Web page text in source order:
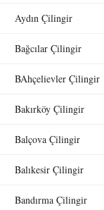
Aydın Çilingir
Bağcılar Çilingir
BAhçelievler Çilingir
Bakırköy Çilingir
Balçova Çilingir
Balıkesir Çilingir
Bandırma Çilingir